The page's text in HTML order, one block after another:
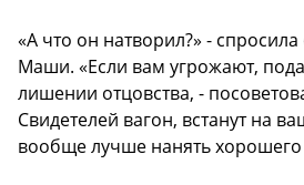
«А что он натворил?» -
Маши. «Если вам угрожают,
лишении отцовства, -
Свидетелей вагон, встанут на
вообще лучше нанять хорошего